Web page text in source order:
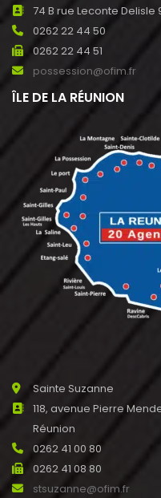
74 B rue Leconte Delisle
0262 22 44 50
0262 22 44 51
possession@ofim.fr
ÎLE DE LA RÉUNION
Sainte Suzanne
118, avenue Pierre
Réunion
0262 41 00 80
0262 41 08 80
stsuzanne@ofim.fr